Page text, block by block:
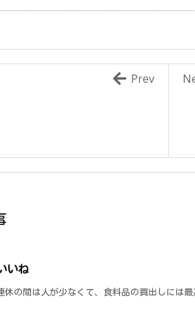
Prev
いね
休の間は人が少なくて、食料品の買出しには